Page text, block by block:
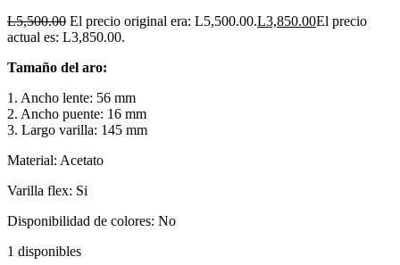
L5,500.00 El precio original era: L5,500.00.L3,850.00El precio
actual es: L3,850.00.
Tamaño del aro:
1. Ancho lente: 56 mm
2. Ancho puente: 16 mm
3. Largo varilla: 145 mm
Material: Acetato
Varilla flex: Si
Disponibilidad de colores: No
1 disponibles